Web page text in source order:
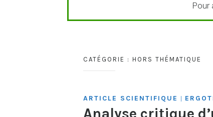
Pour
CATÉGORIE : HORS THÉMATIQUE
ARTICLE SCIENTIFIQUE |
Analyse critique